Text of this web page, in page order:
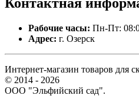
Контактная
Рабочие часы: Пн-Пт:
Адрес: г. Озерск
Интернет-магазин товаров для
© 2014 - 2026
ООО "Эльфийский сад".